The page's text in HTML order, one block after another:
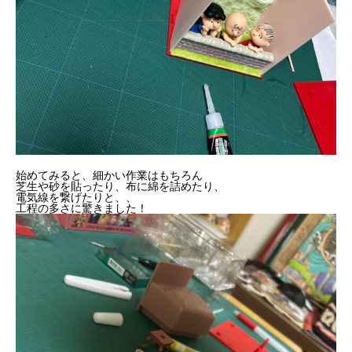
始めてみると、細かい作業はもちろん
芝生や砂を貼ったり、布に綿を詰めたり、
電気線を繋げたりと、、